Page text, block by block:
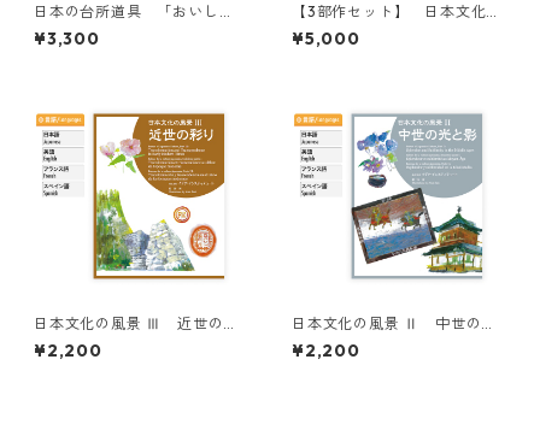
日本の台所道具 「おいし
い」を求めて / Japanese Kit
chen Implements: The Purs
¥3,300
【3部作セット】 日本文化の
風景シリーズ / [Complete Tri
logy] “Scenes of Japanese
¥5,000
日本文化の風景 Ⅲ 近世の彩
り / Scenes of Japanese Cul
ture, Part Ⅲ: Transformatio
¥2,200
日本文化の風景 Ⅱ 中世の光
と影 / Scenes of Japanese C
ulture, Part Ⅱ: Splendor an
¥2,200